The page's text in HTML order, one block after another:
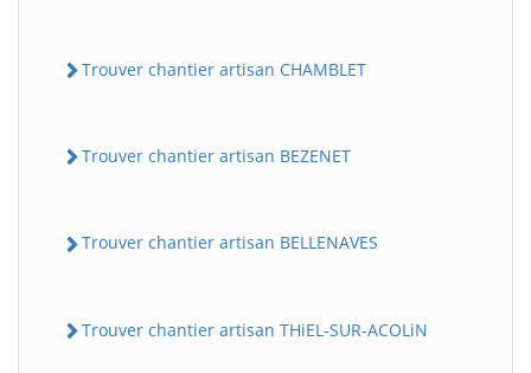
Trouver chantier artisan CHAMBLET
Trouver chantier artisan BEZENET
Trouver chantier artisan BELLENAVES
Trouver chantier artisan THiEL-SUR-ACOLiN